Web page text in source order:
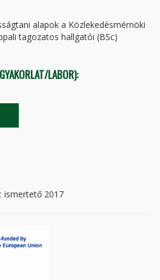
alapok a Közlekedésmérnöki
tagozatos hallgatói (BSc)
LABOR):
ismertető 2017